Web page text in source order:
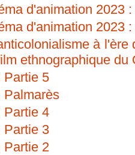
d'animation 2023
d'animation 2023
à
ethnographique du
Partie 5
Palmarès
Partie 4
Partie 3
Partie 2